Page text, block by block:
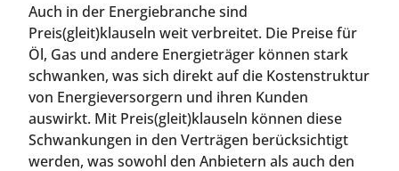
Auch in der Energiebranche sind
Preis(gleit)klauseln weit verbreitet. Die Preise für
Öl, Gas und andere Energieträger können stark
schwanken, was sich direkt auf die Kostenstruktur
von Energieversorgern und ihren Kunden
auswirkt. Mit Preis(gleit)klauseln können diese
Schwankungen in den Verträgen berücksichtigt
werden, was sowohl den Anbietern als auch den